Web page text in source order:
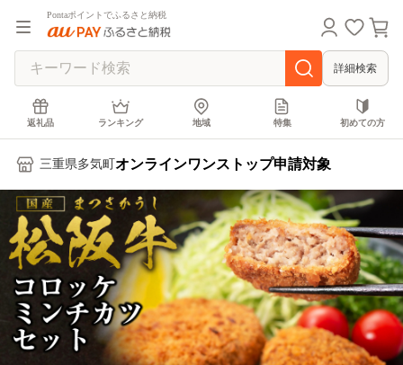
Pontaポイントでふるさと納税
詳細検索
返礼品 ランキング 地域 特集 初めての方
三重県多気町 オンラインワンストップ申請対象